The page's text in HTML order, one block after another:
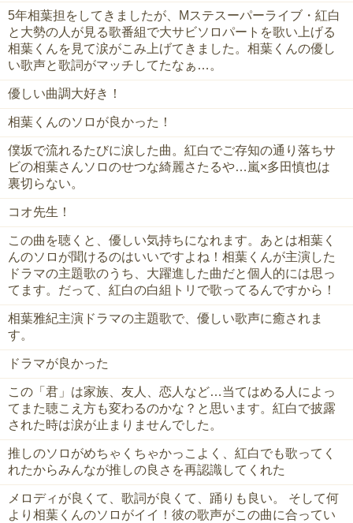
5年相葉担をしてきましたが、Mステスーパーライブ・紅白
と大勢の人が見る歌番組で大サビソロパートを歌い上げる
相葉くんを見て涙がこみ上げてきました。相葉くんの優し
い歌声と歌詞がマッチしてたなぁ…。
優しい曲調大好き！
相葉くんのソロが良かった！
僕坂で流れるたびに涙した曲。紅白でご存知の通り落ちサ
ビの相葉さんソロのせつな綺麗さたるや…嵐×多田慎也は
裏切らない。
コオ先生！
この曲を聴くと、優しい気持ちになれます。あとは相葉く
んのソロが聞けるのはいいですよね！相葉くんが主演した
ドラマの主題歌のうち、大躍進した曲だと個人的には思っ
てます。だって、紅白の白組トリで歌ってるんですから！
相葉雅紀主演ドラマの主題歌で、優しい歌声に癒されま
す。
ドラマが良かった
この「君」は家族、友人、恋人など…当てはめる人によっ
てまた聴こえ方も変わるのかな？と思います。紅白で披露
された時は涙が止まりませんでした。
推しのソロがめちゃくちゃかっこよく、紅白でも歌ってく
れたからみんなが推しの良さを再認識してくれた
メロディが良くて、歌詞が良くて、踊りも良い。 そして何
より相葉くんのソロがイイ！彼の歌声がこの曲に合ってい